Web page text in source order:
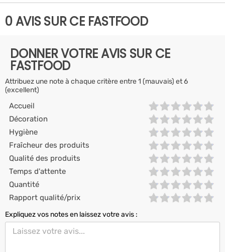
0 AVIS SUR CE FASTFOOD
DONNER VOTRE AVIS SUR CE
FASTFOOD
Attribuez une note à chaque critère entre 1 (mauvais) et 6
(excellent)
Accueil
Décoration
Hygiène
Fraîcheur des produits
Qualité des produits
Temps d'attente
Quantité
Rapport qualité/prix
Expliquez vos notes en laissez votre avis :